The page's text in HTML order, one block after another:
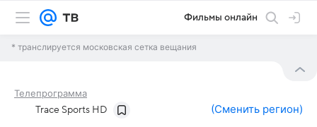
Фильмы онлайн
* транслируется московская сетка вещания
Телепрограмма
Trace Sports HD (Сменить регион)